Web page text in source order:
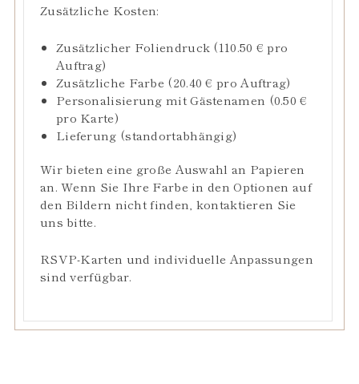
Zusätzliche Kosten:
Zusätzlicher Foliendruck (110.50 € pro
Auftrag)
Zusätzliche Farbe (20.40 € pro Auftrag)
Personalisierung mit Gästenamen (0.50 €
pro Karte)
Lieferung (standortabhängig)
Wir bieten eine große Auswahl an Papieren
an. Wenn Sie Ihre Farbe in den Optionen auf
den Bildern nicht finden, kontaktieren Sie
uns bitte.
RSVP-Karten und individuelle Anpassungen
sind verfügbar.